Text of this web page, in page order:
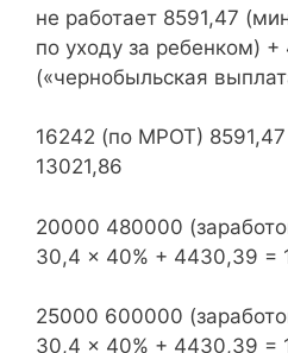
не работает 8591,47
по уходу за ребенком)
(«чернобыльская
16242 (по МРОТ)
13021,86
20000 480000
30,4 × 40% + 4430,39 =
25000 600000
30,4 × 40% + 4430,39 =